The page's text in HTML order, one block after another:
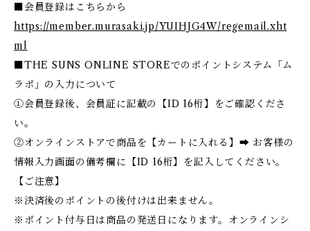
■会員登録はこちらから
https://member.murasaki.jp/YUIHJG4W/regemail.xht
ml
■THE SUNS ONLINE STOREでのポイントシステム「ム
ラポ」の入力について
①会員登録後、会員証に記載の【ID 16桁】をご確認くださ
い。
②オンラインストアで商品を【カートに入れる】➡ お客様の
情報入力画面の備考欄に【ID 16桁】を記入してください。
【ご注意】
※決済後のポイントの後付けは出来ません。
※ポイント付与日は商品の発送日になります。オンラインシ